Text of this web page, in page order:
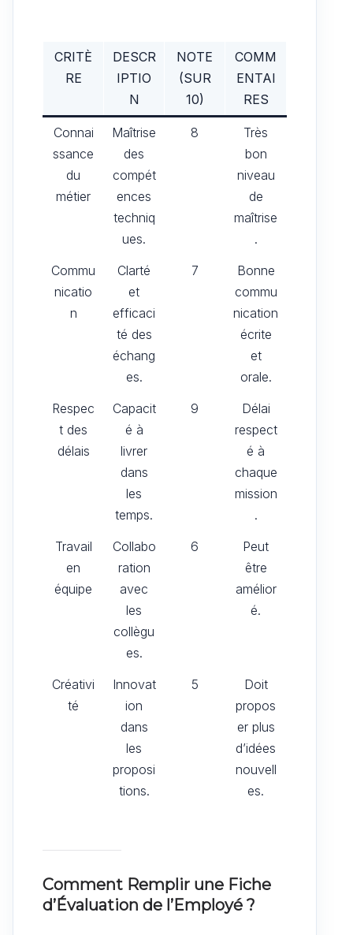
CRITÈ
RE
DESCR
IPTIO
N
NOTE
(SUR
10)
COMM
ENTAI
RES
Connai
ssance
du
métier
Maîtrise
des
compét
ences
techniq
ues.
8
Très
bon
niveau
de
maîtrise
.
Commu
nicatio
n
Clarté
et
efficaci
té des
échang
es.
7
Bonne
commu
nication
écrite
et
orale.
Respec
t des
délais
Capacit
é à
livrer
dans
les
temps.
9
Délai
respect
é à
chaque
mission
.
Travail
en
équipe
Collabo
ration
avec
les
collègu
es.
6
Peut
être
amélior
é.
Créativi
té
Innovat
ion
dans
les
proposi
tions.
5
Doit
propos
er plus
d’idées
nouvell
es.
Comment Remplir une Fiche
d’Évaluation de l’Employé ?